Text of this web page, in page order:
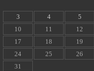
3
4 5
10
11 12
17
18 19
24
25 26
31